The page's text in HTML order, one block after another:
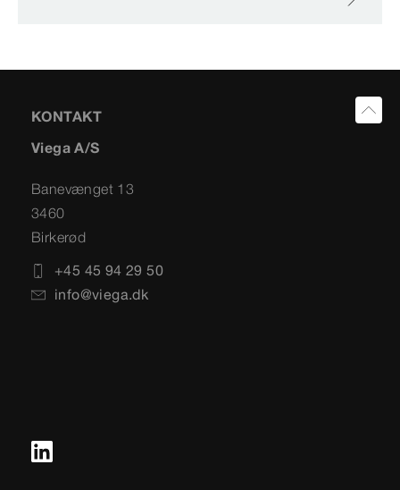
KONTAKT
Viega A/S
Banevænget 13
3460
Birkerød
+45 45 94 29 50
info@viega.dk